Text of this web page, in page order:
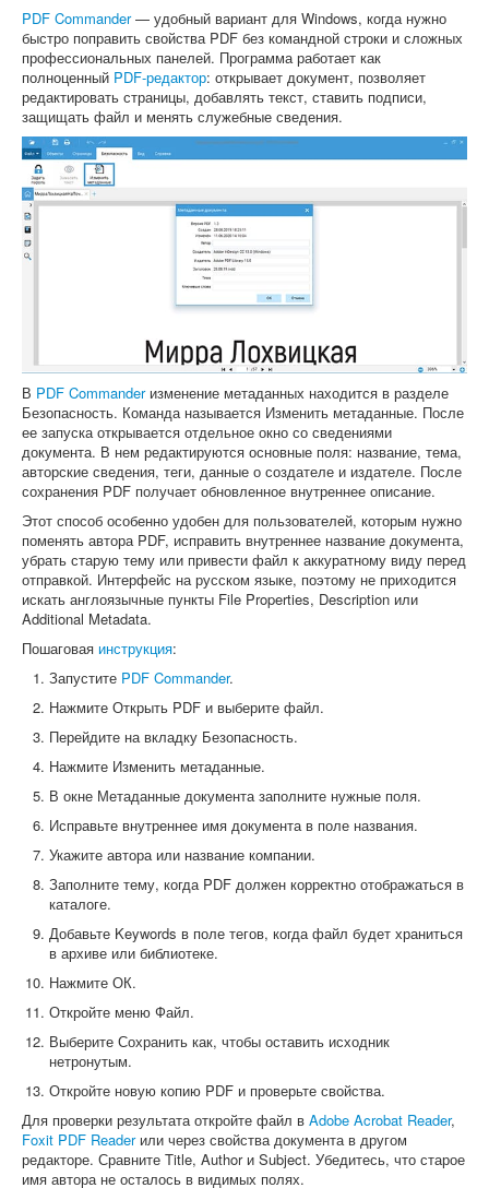
PDF Commander— удобный вариант для Windows, когда нужно
быстро поправить свойства PDF без командной строки и сложных
профессиональных панелей. Программа работает как
полноценный PDF-редактор: открывает документ, позволяет
редактировать страницы, добавлять текст, ставить подписи,
защищать файл и менять служебные сведения.
В PDF Commanderизменение метаданных находится в разделе
Безопасность. Команда называется Изменить метаданные. После
ее запуска открывается отдельное окно со сведениями
документа. В нем редактируются основные поля: название, тема,
авторские сведения, теги, данные о создателе и издателе. После
сохранения PDF получает обновленное внутреннее описание.
Этот способ особенно удобен для пользователей, которым нужно
поменять автора PDF, исправить внутреннее название документа,
убрать старую тему или привести файл к аккуратному виду перед
отправкой. Интерфейс на русском языке, поэтому не приходится
искать англоязычные пункты File Properties, Description или
Additional Metadata.
Пошаговая инструкция:
Запустите PDF Commander.
Нажмите Открыть PDF и выберите файл.
Перейдите на вкладку Безопасность.
Нажмите Изменить метаданные.
В окне Метаданные документа заполните нужные поля.
Исправьте внутреннее имя документа в поле названия.
Укажите автора или название компании.
Заполните тему, когда PDF должен корректно отображаться в
каталоге.
Добавьте Keywords в поле тегов, когда файл будет храниться
в архиве или библиотеке.
Нажмите ОК.
Откройте меню Файл.
Выберите Сохранить как, чтобы оставить исходник
нетронутым.
Откройте новую копию PDF и проверьте свойства.
Для проверки результата откройте файл в Adobe Acrobat Reader,
Foxit PDF Readerили через свойства документа в другом
редакторе. Сравните Title, Author и Subject. Убедитесь, что старое
имя автора не осталось в видимых полях.